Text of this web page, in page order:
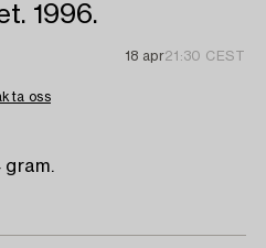
1996.
18 apr21:30 CEST
oss
gram.